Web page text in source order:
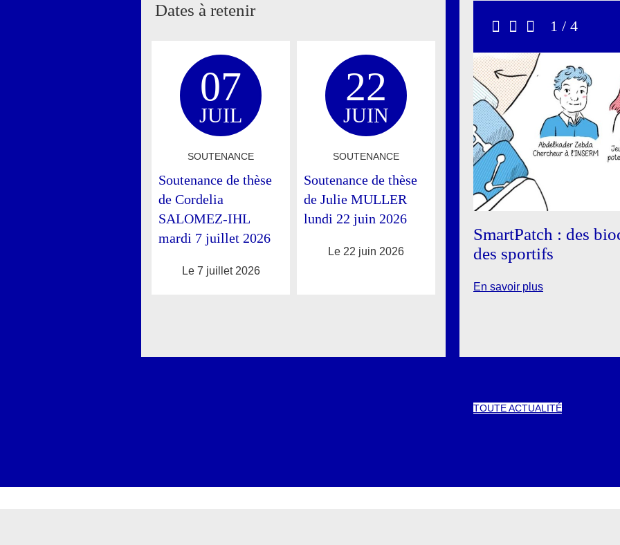
Dates à retenir
07
JUIL
SOUTENANCE
Soutenance de thèse
de Cordelia
SALOMEZ-IHL
mardi 7 juillet 2026
Le 7 juillet 2026
22
JUIN
SOUTENANCE
Soutenance de thèse
de Julie MULLER
lundi 22 juin 2026
Le 22 juin 2026
Précédent
StopSuivant
1 / 4
SmartPatch : des
des sportifs
En savoir plus
TOUTE ACTUALITÉ